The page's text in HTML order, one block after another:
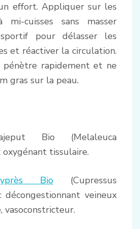
effort. Appliquer sur les
mi-cuisses sans masser
pour délasser les
et réactiver la circulation.
rapidement et ne
gras sur la peau.
Bio (Melaleuca
oxygénant tissulaire.
Bio (Cupressus
décongestionnant veineux